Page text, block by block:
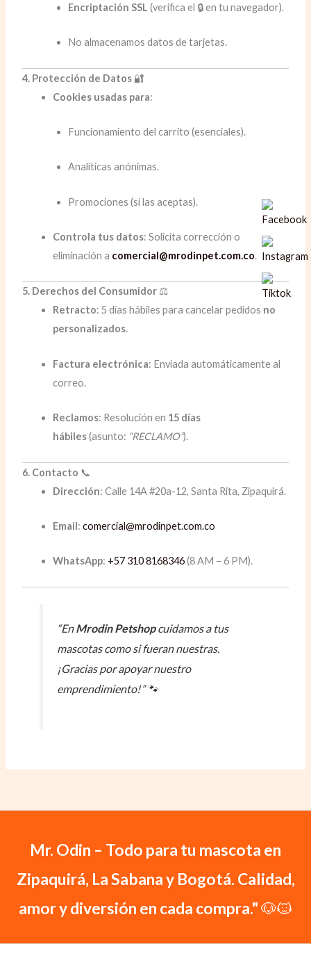
Encriptación SSL (verifica el 🔒 en tu navegador).
No almacenamos datos de tarjetas.
4. Protección de Datos 🔐
Cookies usadas para:
Funcionamiento del carrito (esenciales).
Analíticas anónimas.
Promociones (si las aceptas).
Controla tus datos: Solicita corrección o
eliminación a comercial@mrodinpet.com.co.
5. Derechos del Consumidor ⚖️
Retracto: 5 días hábiles para cancelar pedidos no
personalizados.
Factura electrónica: Enviada automáticamente al
correo.
Reclamos: Resolución en 15 días
hábiles(asunto: “RECLAMO”).
6. Contacto 📞
Dirección: Calle 14A #20a-12, Santa Rita, Zipaquirá.
Email:comercial@mrodinpet.com.co
WhatsApp: +57 310 8168346(8 AM – 6 PM).
“EnMrodin Petshopcuidamos a tus
mascotas como si fueran nuestras.
¡Gracias por apoyar nuestro
emprendimiento!”🐾
Mr. Odin – Todo para tu mascota en
Zipaquirá, La Sabana y Bogotá. Calidad,
amor y diversión en cada compra."🐶🐱